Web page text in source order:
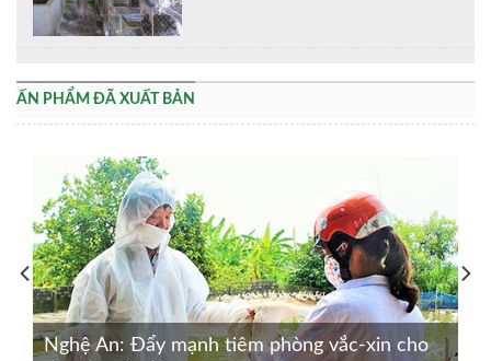
ẤN PHẨM ĐÃ XUẤT BẢN
Nghệ An: Đẩy mạnh tiêm phòng vắc-xin cho